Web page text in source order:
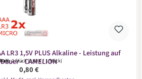
LR3 1,5V PLUS Alkaline - Leistung auf
Dauer - CAMELION
2 Stück(0,40 € / 1 Stück)
Regulärer Preis:
0,80 €